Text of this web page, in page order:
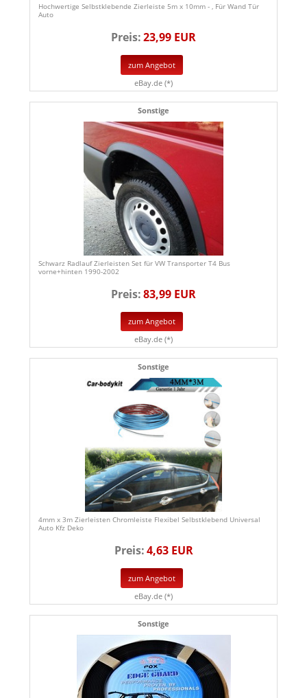
Hochwertige Selbstklebende Zierleiste 5m x 10mm - , Für Wand Tür
Auto
Preis:23,99 EUR
zum Angebot
eBay.de (*)
Sonstige
Schwarz Radlauf Zierleisten Set für VW Transporter T4 Bus
vorne+hinten 1990-2002
Preis:83,99 EUR
zum Angebot
eBay.de (*)
Sonstige
4mm x 3m Zierleisten Chromleiste Flexibel Selbstklebend Universal
Auto Kfz Deko
Preis:4,63 EUR
zum Angebot
eBay.de (*)
Sonstige